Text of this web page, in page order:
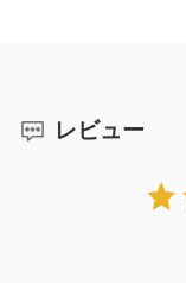
レビュー